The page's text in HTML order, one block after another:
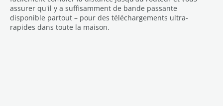
assurer qu'il y a suffisamment de bande passante
disponible partout – pour des téléchargements ultra-
rapides dans toute la maison.